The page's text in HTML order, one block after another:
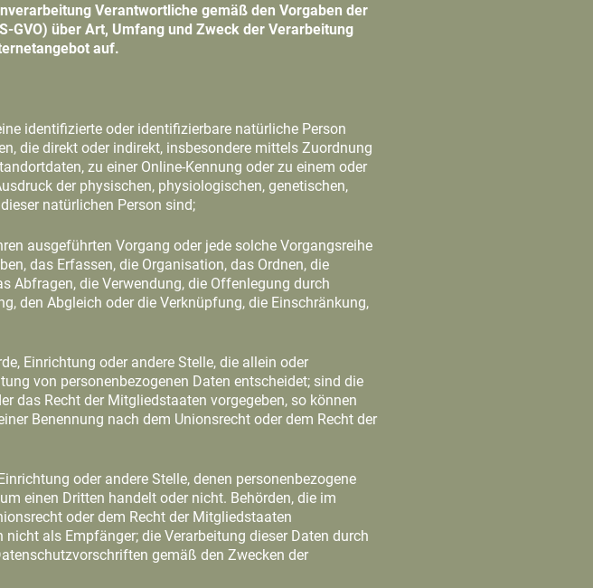
Verantwortliche gemäß den Vorgaben der
GVO) über Art, Umfang und Zweck der Verarbeitung
auf.
identifizierte oder identifizierbare natürliche Person
die direkt oder indirekt, insbesondere mittels Zuordnung
zu einer Online-Kennung oder zu einem oder
der physischen, physiologischen, genetischen,
natürlichen Person sind;
ausgeführten Vorgang oder jede solche Vorgangsreihe
das Erfassen, die Organisation, das Ordnen, die
Abfragen, die Verwendung, die Offenlegung durch
den Abgleich oder die Verknüpfung, die Einschränkung,
Einrichtung oder andere Stelle, die allein oder
von personenbezogenen Daten entscheidet; sind die
das Recht der Mitgliedstaaten vorgegeben, so können
Benennung nach dem Unionsrecht oder dem Recht der
oder andere Stelle, denen personenbezogene
einen Dritten handelt oder nicht. Behörden, die im
oder dem Recht der Mitgliedstaaten
als Empfänger; die Verarbeitung dieser Daten durch
gemäß den Zwecken der